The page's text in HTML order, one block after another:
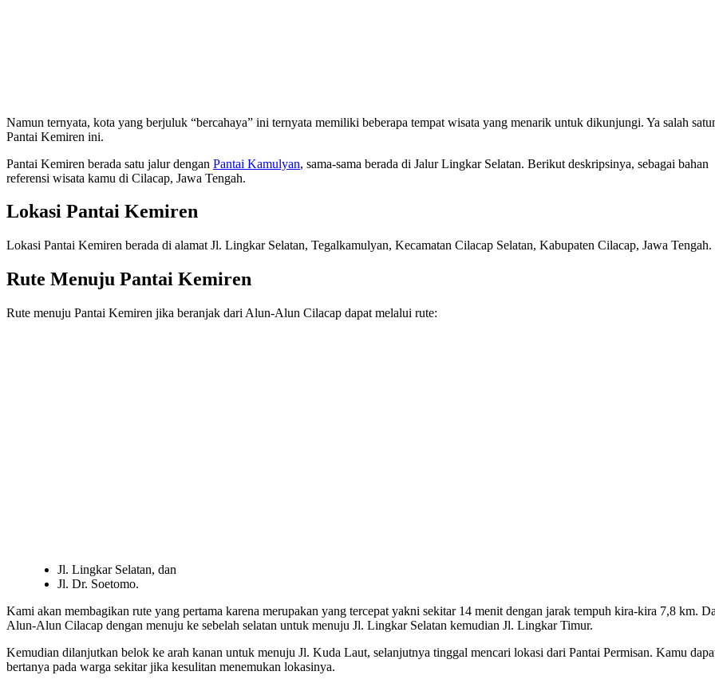
Namun ternyata, kota yang berjuluk “bercahaya” ini ternyata memiliki beberapa tempat wisata yang menarik untuk dikunjungi. Ya salah
Pantai Kemiren ini.
Pantai Kemiren berada satu jalur dengan Pantai Kamulyan, sama-sama berada di Jalur Lingkar Selatan. Berikut deskripsinya, sebagai bahan
referensi wisata kamu di Cilacap, Jawa Tengah.
Lokasi Pantai Kemiren
Lokasi Pantai Kemiren berada di alamat Jl. Lingkar Selatan, Tegalkamulyan, Kecamatan Cilacap Selatan, Kabupaten Cilacap, Jawa Tengah.
Rute Menuju Pantai Kemiren
Rute menuju Pantai Kemiren jika beranjak dari Alun-Alun Cilacap dapat melalui rute:
Jl. Lingkar Selatan, dan
Jl. Dr. Soetomo.
Kami akan membagikan rute yang pertama karena merupakan yang tercepat yakni sekitar 14 menit dengan jarak tempuh kira-kira 7,8 km.
Alun-Alun Cilacap dengan menuju ke sebelah selatan untuk menuju Jl. Lingkar Selatan kemudian Jl. Lingkar Timur.
Kemudian dilanjutkan belok ke arah kanan untuk menuju Jl. Kuda Laut, selanjutnya tinggal mencari lokasi dari Pantai Permisan. Kamu
bertanya pada warga sekitar jika kesulitan menemukan lokasinya.